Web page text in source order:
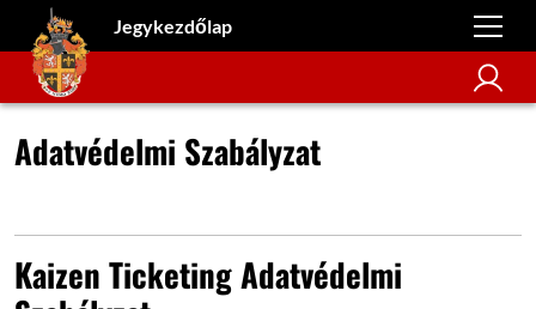
Jegykezdőlap
Adatvédelmi Szabályzat
Kaizen Ticketing Adatvédelmi